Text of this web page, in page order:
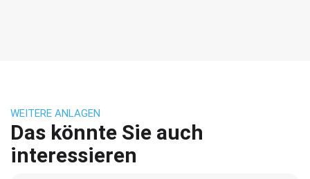
WEITERE ANLAGEN
Das könnte Sie auch
interessieren